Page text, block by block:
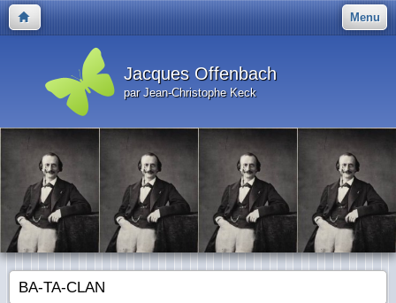
Menu
Jacques Offenbach
par Jean-Christophe Keck
BA-TA-CLAN